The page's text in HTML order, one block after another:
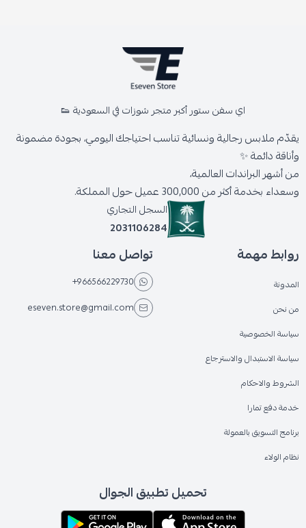
اي سفن ستور أكبر متجر شوزات في السعودية 👟
يقدّم ملابس رجالية ونسائية تناسب احتياجك اليومي، بجودة مضمونة
وأناقة دائمة ✨
من أشهر البراندات العالمية،
وسعداء بخدمة أكثر من 300,000 عميل حول المملكة.
السجل التجاري
2031106284
روابط مهمة
المدونة
من نحن
سياسة الخصوصية
سياسة الاستبدال والاسترجاع
الشروط والاحكام
خدمة دفع تمارا
برنامج التسويق بالعمولة
نظام الولاء
تواصل معنا
+966566229730
eseven.store@gmail.com
تحميل تطبيق الجوال